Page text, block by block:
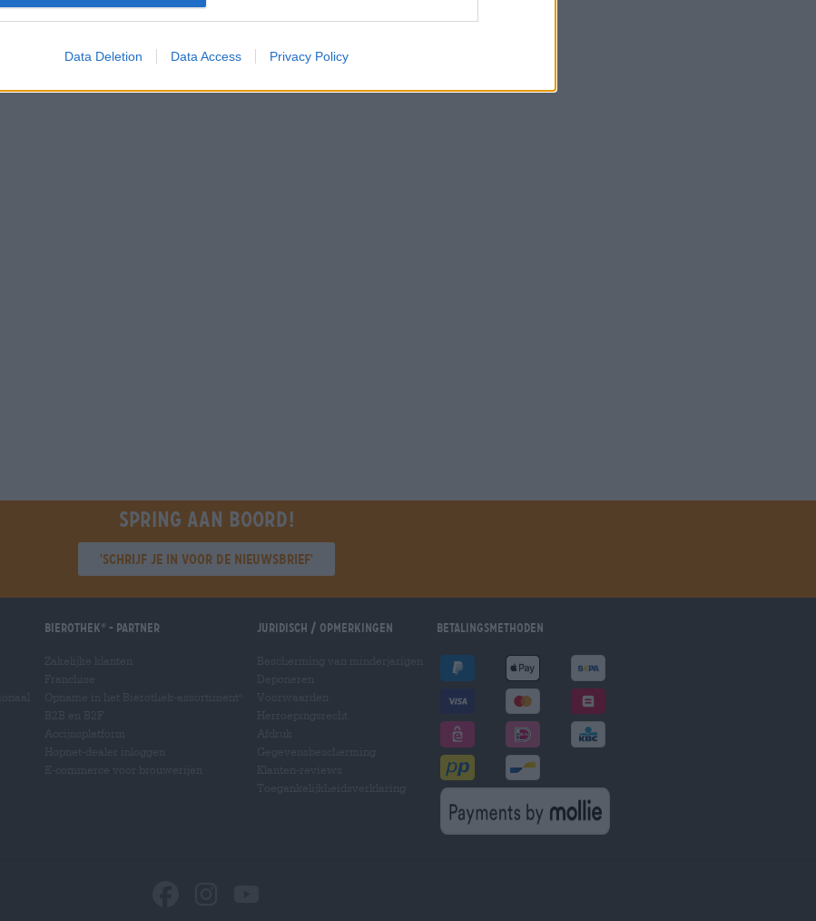
Data Deletion Data Access Privacy Policy
Spring aan boord!
'Schrijf je in voor de nieuwsbrief'
Bierothek - Partner Juridisch / Opmerkingen Betalingsmethoden